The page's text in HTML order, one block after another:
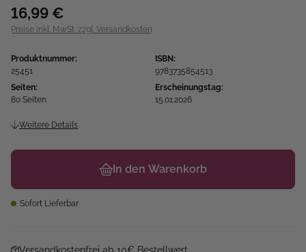
16,99 €
Preise inkl. MwSt. zzgl. Versandkosten
Produktnummer:
25451
ISBN:
9783735854513
Seiten:
80 Seiten
Erscheinungstag:
15.01.2026
Weitere Details
In den Warenkorb
Sofort Lieferbar